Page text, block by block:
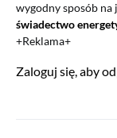
wygodny sposób na
świadectwo
+Reklama+
Zaloguj się, aby